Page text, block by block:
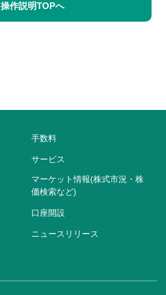
操作説明TOPへ
手数料
サービス
マーケット情報(株式市況・株
価検索など)
口座開設
ニュースリリース